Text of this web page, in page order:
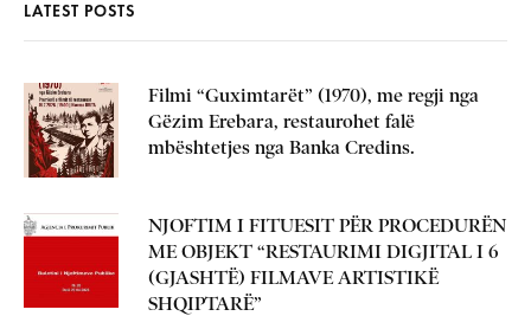
LATEST POSTS
Filmi “Guximtarët” (1970), me regji nga
Gëzim Erebara, restaurohet falë
mbështetjes nga Banka Credins.
NJOFTIM I FITUESIT PËR PROCEDURËN
ME OBJEKT “RESTAURIMI DIGJITAL I 6
(GJASHTË) FILMAVE ARTISTIKË
SHQIPTARË”